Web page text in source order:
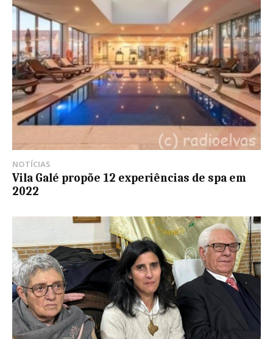
NOTÍCIAS
Vila Galé propõe 12 experiências de spa em
2022